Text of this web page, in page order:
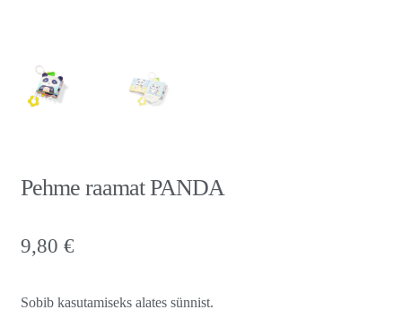
Pehme raamat PANDA
9,80 €
Sobib kasutamiseks alates sünnist.